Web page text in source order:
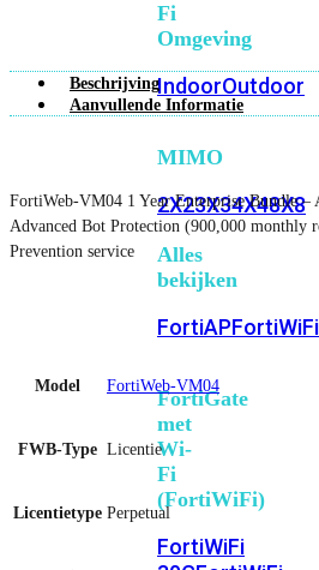
Fi
Omgeving
IndoorOutdoor
MIMO
2X23X34X48X8
Alles
bekijken
FortiAPFortiWiFi
FortiGate
met
Wi-
Fi
(FortiWiFi)
FortiWiFi
Beschrijving
Aanvullende Informatie
FortiWeb-VM04 1 Year Enterprise Bundle –
Advanced Bot Protection (900,000 monthly
Prevention service
Model FortiWeb-VM04
FWB-Type Licentie
Licentietype Perpetual